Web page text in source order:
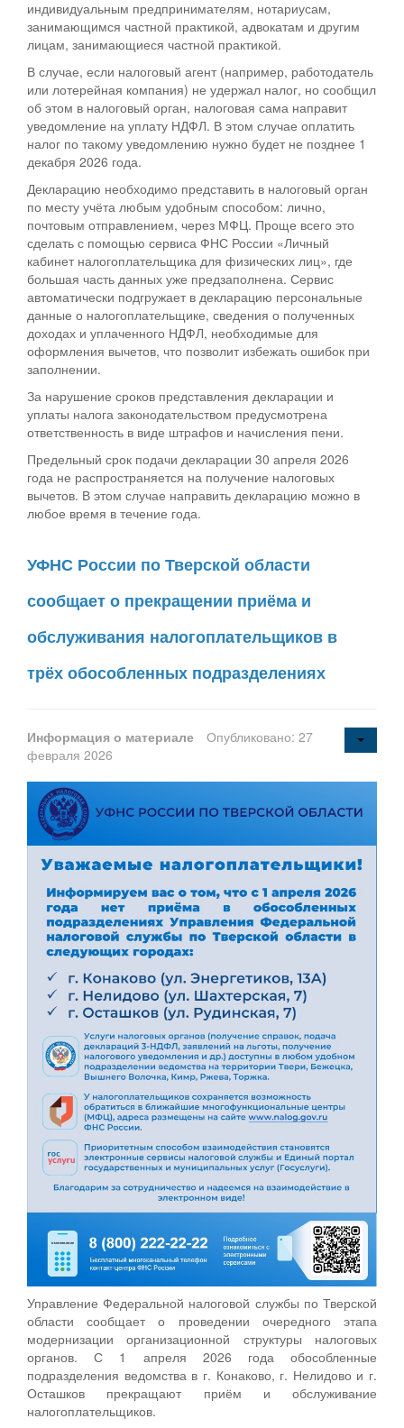
индивидуальным предпринимателям, нотариусам,
занимающимся частной практикой, адвокатам и другим
лицам, занимающиеся частной практикой.
В случае, если налоговый агент (например, работодатель
или лотерейная компания) не удержал налог, но сообщил
об этом в налоговый орган, налоговая сама направит
уведомление на уплату НДФЛ. В этом случае оплатить
налог по такому уведомлению нужно будет не позднее 1
декабря 2026 года.
Декларацию необходимо представить в налоговый орган
по месту учёта любым удобным способом: лично,
почтовым отправлением, через МФЦ. Проще всего это
сделать с помощью сервиса ФНС России «Личный
кабинет налогоплательщика для физических лиц», где
большая часть данных уже предзаполнена. Сервис
автоматически подгружает в декларацию персональные
данные о налогоплательщике, сведения о полученных
доходах и уплаченного НДФЛ, необходимые для
оформления вычетов, что позволит избежать ошибок при
заполнении.
За нарушение сроков представления декларации и
уплаты налога законодательством предусмотрена
ответственность в виде штрафов и начисления пени.
Предельный срок подачи декларации 30 апреля 2026
года не распространяется на получение налоговых
вычетов. В этом случае направить декларацию можно в
любое время в течение года.
УФНС России по Тверской области
сообщает о прекращении приёма и
обслуживания налогоплательщиков в
трёх обособленных подразделениях
Информация о материале
Опубликовано: 27
февраля 2026
Управление Федеральной налоговой службы по Тверской
области сообщает о проведении очередного этапа
модернизации организационной структуры налоговых
органов. С 1 апреля 2026 года обособленные
подразделения ведомства в г. Конаково, г. Нелидово и г.
Осташков прекращают приём и обслуживание
налогоплательщиков.